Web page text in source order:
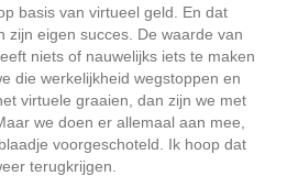
basis van virtueel geld. En dat
zijn eigen succes. De waarde van
niets of nauwelijks iets te maken
die werkelijkheid wegstoppen en
virtuele graaien, dan zijn we met
we doen er allemaal aan mee,
voorgeschoteld. Ik hoop dat
terugkrijgen.